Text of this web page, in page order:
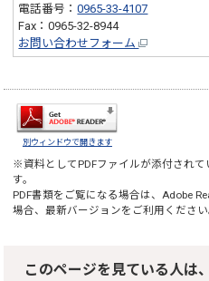
電話番号：0965-33-4107
Fax：0965-32-8944
お問い合わせフォーム
別ウィンドウで開きます
※資料としてPDFファイルが添付されて
す。
PDF書類をご覧になる場合は、 Adobe
場合、最新バージョンをご利用ください
このページを見ている人は